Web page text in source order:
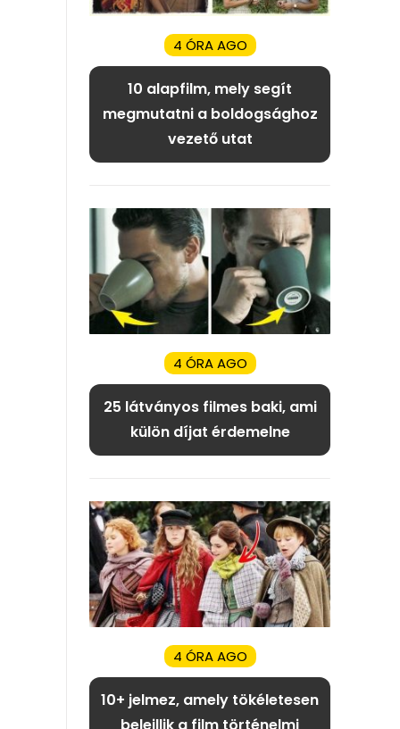
4 ÓRA AGO
10 alapfilm, mely segít
megmutatni a boldogsághoz
vezető utat
4 ÓRA AGO
25 látványos filmes baki, ami
külön díjat érdemelne
4 ÓRA AGO
10+ jelmez, amely tökéletesen
beleillik a film történelmi